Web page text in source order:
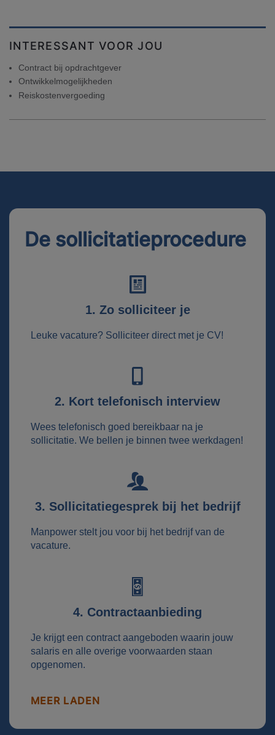
INTERESSANT VOOR JOU
Contract bij opdrachtgever
Ontwikkelmogelijkheden
Reiskostenvergoeding
De sollicitatieprocedure
1. Zo solliciteer je
Leuke vacature? Solliciteer direct met je CV!
2. Kort telefonisch interview
Wees telefonisch goed bereikbaar na je
sollicitatie. We bellen je binnen twee werkdagen!
3. Sollicitatiegesprek bij het bedrijf
Manpower stelt jou voor bij het bedrijf van de
vacature.
4. Contractaanbieding
Je krijgt een contract aangeboden waarin jouw
salaris en alle overige voorwaarden staan
opgenomen.
MEER LADEN